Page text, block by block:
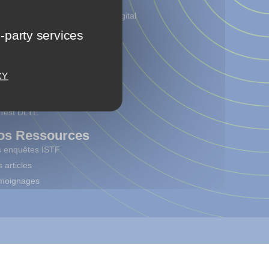
Concepteur Formateur Digital
en alternance
un.e alternant.e
DLTE
DLTE
Ressources
enquêtes ISTF
articles
party services